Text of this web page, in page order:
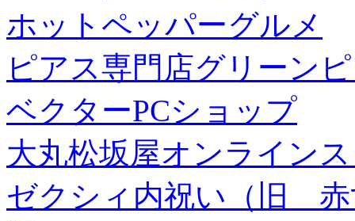
ホットペッパーグルメ
ピアス専門店グリーン
ベクターPCショップ
大丸松坂屋オンライン
ゼクシィ内祝い（旧 赤